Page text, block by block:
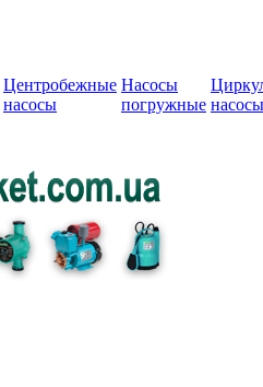
Центробежные
насосы
Насосы
погружные насосы